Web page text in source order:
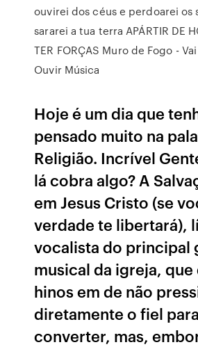
ouvirei dos céus e perdoarei os
sararei a tua terra APÁRTIR DE
TER FORÇAS Muro de Fogo -
Ouvir Música
Hoje é um dia que
pensado muito na
Religião. Incrível
lá cobra algo? A
em Jesus Cristo (se
verdade te libertará),
vocalista do principal
musical da igreja, que
hinos em de não
diretamente o fiel
converter, mas,